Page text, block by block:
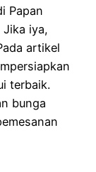
Papan
Jika iya,
artikel
terbaik.
bunga